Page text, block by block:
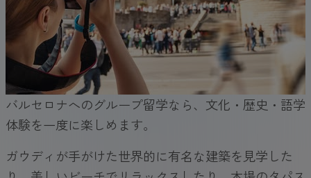
バルセロナへのグループ留学なら、文化・歴史・語学
体験を一度に楽しめます。
ガウディが手がけた世界的に有名な建築を見学した